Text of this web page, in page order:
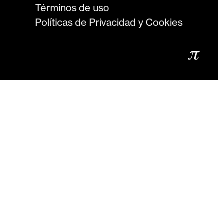
Términos de uso
Políticas de Privacidad y Cookies
𝜋